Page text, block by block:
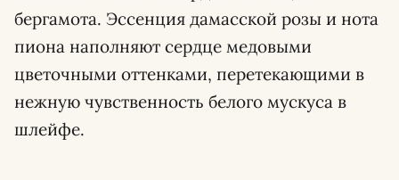
бергамота. Эссенция дамасской розы и нота
пиона наполняют сердце медовыми
цветочными оттенками, перетекающими в
нежную чувственность белого мускуса в
шлейфе.